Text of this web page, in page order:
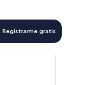
Registrarme gratis